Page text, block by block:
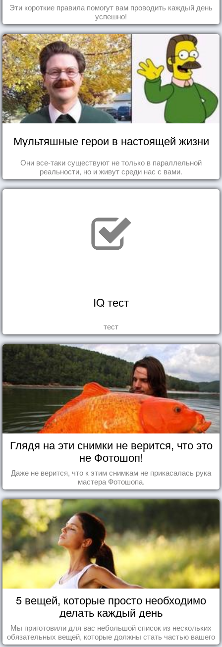
Эти короткие правила помогут вам проводить каждый день
успешно!
Мультяшные герои в настоящей жизни
Они все-таки существуют не только в параллельной
реальности, но и живут среди нас с вами.
IQ тест
тест
Глядя на эти снимки не верится, что это
не Фотошоп!
Даже не верится, что к этим снимкам не прикасалась рука
мастера Фотошопа.
5 вещей, которые просто необходимо
делать каждый день
Мы приготовили для вас небольшой список из нескольких
обязательных вещей, которые должны стать частью вашего